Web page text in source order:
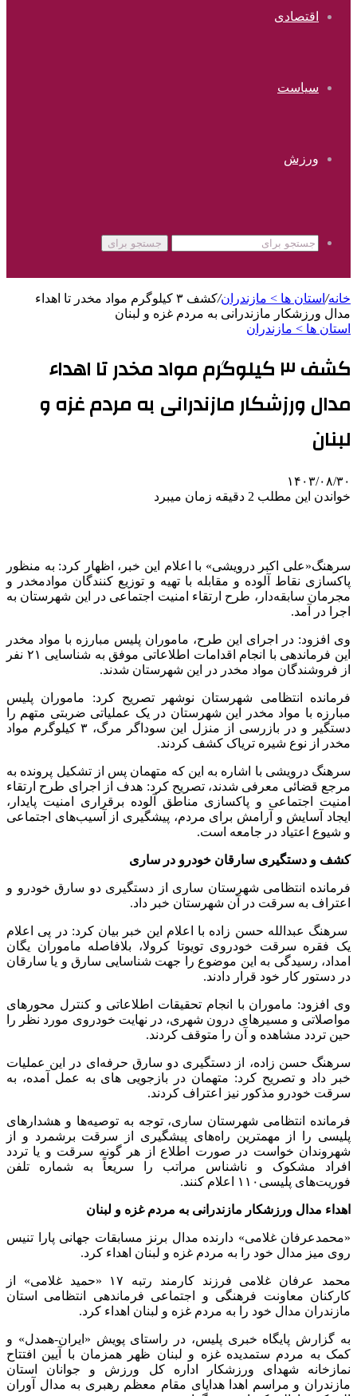
اقتصادی
سیاست
ورزش
جستجو برای
خانه/ استان ها > مازندران/
کشف ۳ کیلوگرم مواد مخدر تا اهداء
مدال ورزشکار مازندرانی به مردم غزه و لبنان
استان ها > مازندران
کشف ۳ کیلوگرم مواد مخدر تا اهداء
مدال ورزشکار مازندرانی به مردم غزه و
لبنان
۱۴۰۳/۰۸/۳۰
خواندن این مطلب 2 دقیقه زمان میبرد
سرهنگ«علی اکبر درویشی» با اعلام این خبر، اظهار کرد: به منظور
پاکسازی نقاط آلوده و مقابله با تهیه و توزیع کنندگان موادمخدر و
مجرمان سابقه‌دار، طرح ارتقاء امنیت اجتماعی در این شهرستان به
اجرا در آمد.
وی افزود: در اجرای این طرح، ماموران پلیس مبارزه با مواد مخدر
این فرماندهی با انجام اقدامات اطلاعاتی موفق به شناسایی ۲۱ نفر
از فروشندگان مواد مخدر در این شهرستان شدند.
فرمانده انتظامی شهرستان نوشهر تصریح کرد: ماموران پلیس
مبارزه با مواد مخدر این شهرستان در یک عملیاتی ضربتی متهم را
دستگیر و در بازرسی از منزل این سوداگر مرگ، ۳ کیلوگرم مواد
مخدر از نوع شیره تریاک کشف کردند.
سرهنگ درویشی با اشاره به این که متهمان پس از تشکیل پرونده به
مرجع قضائی معرفی شدند، تصریح کرد: هدف از اجرای طرح ارتقاء
امنیت اجتماعی و پاکسازی مناطق آلوده برقراری امنیت پایدار،
ایجاد آسایش و آرامش برای مردم، پیشگیری از آسیب‌های اجتماعی
و شیوع اعتیاد در جامعه است.
کشف و دستگیری سارقان خودرو در ساری
فرمانده انتظامی شهرستان ساری از دستگیری دو سارق خودرو و
اعتراف به سرقت در آن شهرستان خبر داد.
سرهنگ عبدالله حسن زاده با اعلام این خبر بیان کرد: در پی اعلام
یک فقره سرقت خودروی تویوتا کرولا، بلافاصله ماموران یگان
امداد، رسیدگی به این موضوع را جهت شناسایی سارق و یا سارقان
در دستور کار خود قرار دادند.
وی افزود: ماموران با انجام تحقیقات اطلاعاتی و کنترل محورهای
مواصلاتی و مسیرهای درون شهری، در نهایت خودروی مورد نظر را
حین تردد مشاهده و آن را متوقف کردند.
سرهنگ حسن زاده، از دستگیری دو سارق حرفه‌ای در این عملیات
خبر داد و تصریح کرد: متهمان در بازجویی های به عمل آمده، به
سرقت خودرو مذکور نیز اعتراف کردند.
فرمانده انتظامی شهرستان ساری، توجه به توصیه‌ها و هشدارهای
پلیسی را از مهمترین راه‌های پیشگیری از سرقت برشمرد و از
شهروندان خواست در صورت اطلاع از هر گونه سرقت و یا تردد
افراد مشکوک و ناشناس مراتب را سریعاً به شماره تلفن
فوریت‌های پلیسی۱۱۰ اعلام کنند.
اهداء مدال ورزشکار مازندرانی به مردم غزه و لبنان
«محمدعرفان غلامی» دارنده مدال برنز مسابقات جهانی پارا تنیس
روی میز مدال خود را به مردم غزه و لبنان اهداء کرد.
محمد عرفان غلامی فرزند کارمند رتبه ۱۷ «حمید غلامی» از
کارکنان معاونت فرهنگی و اجتماعی فرماندهی انتظامی استان
مازندران مدال خود را به مردم غزه و لبنان اهداء کرد.
به گزارش پایگاه خبری پلیس، در راستای پویش «ایران-همدل» و
کمک به مردم ستمدیده غزه و لبنان ظهر همزمان با آیین افتتاح
نمازخانه شهدای ورزشکار اداره کل ورزش و جوانان استان
مازندران و مراسم اهدا هدایای مقام معظم رهبری به مدال آوران